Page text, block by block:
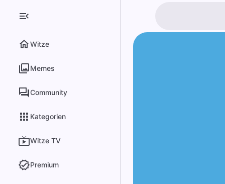
Witze
Memes
Community
Kategorien
Witze TV
Premium